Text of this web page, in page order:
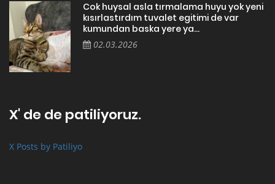
Cok huysal asla tırmalama huyu yok yeni
kısırlastırdım tuvalet egitimi de var
kumundan baska yere ya...
02.03.2026
X' de de patiliyoruz.
X Posts by Patiliyo